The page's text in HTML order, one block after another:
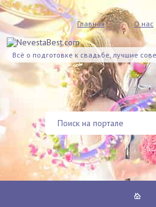
Главная О нас
Всё о подготовке к свадьбе, лучшие